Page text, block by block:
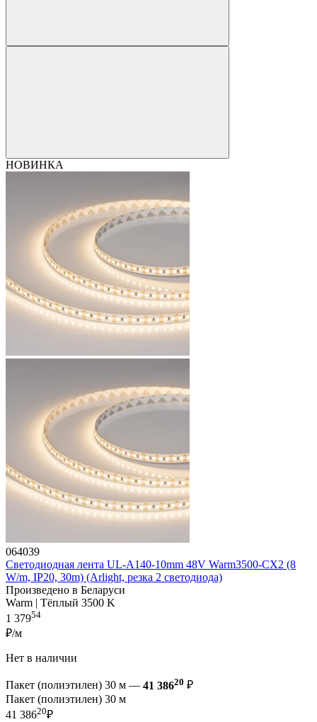
НОВИНКА
064039
Светодиодная лента UL-A140-10mm 48V Warm3500-CX2 (8
W/m, IP20, 30m) (Arlight, резка 2 светодиода)
Произведено в Беларуси
Warm | Тёплый 3500 K
1 37954
₽/м
Нет в наличии
Пакет (полиэтилен) 30 м — 41 38620 ₽
Пакет (полиэтилен) 30 м
41 38620₽